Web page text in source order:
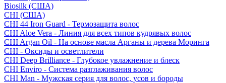
Biosilk (США)
CHI (США)
CHI 44 Iron Guard - Термозащита волос
CHI Aloe Vera - Линия для всех типов кудрявых волос
CHI Argan Oil - На основе масла Арганы и дерева Моринга
CHI - Оксиды и осветлители
CHI Deep Brilliance - Глубокое увлажнение и блеск
CHI Enviro - Система разглаживания волос
CHI Man - Мужская серия для волос, усов и бороды